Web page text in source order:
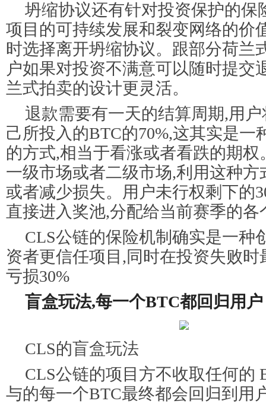
坍缩协议还有针对投资保护的保
项目的可持续发展和裂变网络的价
时选择离开坍缩协议。跟部分荷兰
户如果对投资不满意可以随时提交
兰式拍卖的设计更灵活。
退款需要有一天的结算周期,用
己所投入的BTC的70%,这其实是一
的方式,相当于看涨或者看跌的期权
一级市场或者二级市场,利用这种方
或者减少损失。用户未行权剩下的
直接进入奖池,分配给当前赛季的各
CLS公链的保险机制确实是一种
资者更信任项目,同时在投资失败时
亏损30%
盲盒玩法,每一个BTC都回归用户
CLS的盲盒玩法
CLS公链的项目方不收取任何的
与的每一个BTC最终都会回归到用